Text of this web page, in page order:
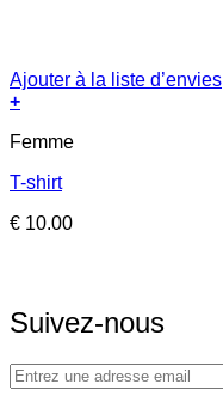
Ajouter à la liste d’envies
+
Femme
T-shirt
€ 10.00
Suivez-nous